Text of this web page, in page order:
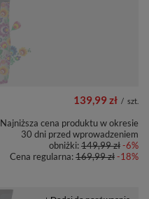
139,99 zł / szt.
Najniższa cena produktu w okresie
30 dni przed wprowadzeniem
obniżki:149,99 zł-6%
Cena regularna:169,99 zł-18%